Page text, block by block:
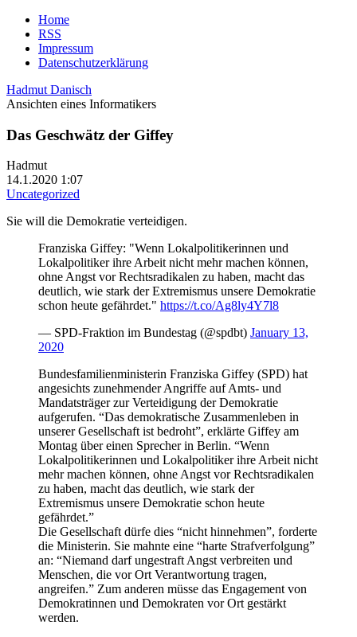
Home
RSS
Impressum
Datenschutzerklärung
Hadmut Danisch
Ansichten eines Informatikers
Das Geschwätz der Giffey
Hadmut
14.1.2020 1:07
Uncategorized
Sie will die Demokratie verteidigen.
Franziska Giffey: "Wenn Lokalpolitikerinnen und
Lokalpolitiker ihre Arbeit nicht mehr machen können,
ohne Angst vor Rechtsradikalen zu haben, macht das
deutlich, wie stark der Extremismus unsere Demokratie
schon heute gefährdet." https://t.co/Ag8ly4Y7l8
— SPD-Fraktion im Bundestag (@spdbt) January 13,
2020
Bundesfamilienministerin Franziska Giffey (SPD) hat
angesichts zunehmender Angriffe auf Amts- und
Mandatsträger zur Verteidigung der Demokratie
aufgerufen. “Das demokratische Zusammenleben in
unserer Gesellschaft ist bedroht”, erklärte Giffey am
Montag über einen Sprecher in Berlin. “Wenn
Lokalpolitikerinnen und Lokalpolitiker ihre Arbeit nicht
mehr machen können, ohne Angst vor Rechtsradikalen
zu haben, macht das deutlich, wie stark der
Extremismus unsere Demokratie schon heute
gefährdet.”
Die Gesellschaft dürfe dies “nicht hinnehmen”, forderte
die Ministerin. Sie mahnte eine “harte Strafverfolgung”
an: “Niemand darf ungestraft Angst verbreiten und
Menschen, die vor Ort Verantwortung tragen,
angreifen.” Zum anderen müsse das Engagement von
Demokratinnen und Demokraten vor Ort gestärkt
werden.